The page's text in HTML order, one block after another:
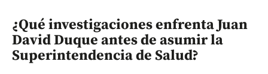
¿Qué investigaciones enfrenta Juan
David Duque antes de asumir la
Superintendencia de Salud?